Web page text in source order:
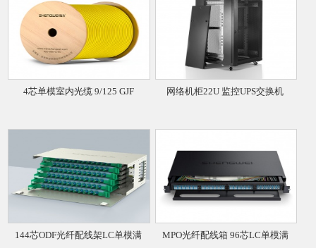
4芯单模室内光缆 9/125 GJF 网络机柜22U 监控UPS交换机
144芯ODF光纤配线架LC单模满 MPO光纤配线箱 96芯LC单模满